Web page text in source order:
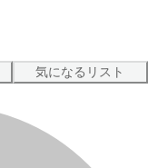
気になるリスト